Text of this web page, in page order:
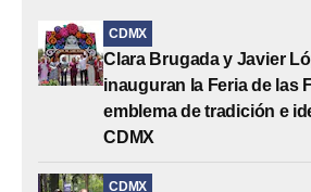
CDMX
Clara Brugada y Javier
inauguran la Feria de las
emblema de tradición e
CDMX
CDMX